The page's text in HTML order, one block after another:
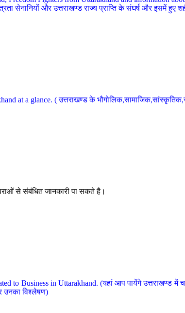
सेनानियों और उत्तराखण्ड राज्य प्राप्ति के संघर्ष और इसमें हुए
at a glance. ( उत्तराखण्ड के
से संबंधित जानकारी पा सकते है।
to Business in Uttarakhand. (यहां आप पायेंगे उत्तराखण्ड में
उनका विश्लेषण)